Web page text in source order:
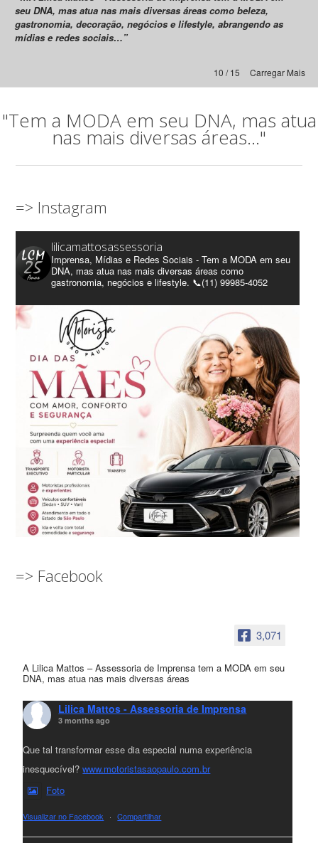
seu DNA, mas atua nas mais diversas áreas como beleza,
gastronomia, decoração, negócios e lifestyle, abrangendo as
mídias e redes sociais…”
Carregar Mais
10 / 15
"Tem a MODA em seu DNA, mas atua
nas mais diversas áreas..."
=> Instagram
lilicamattosassessoria
Imprensa, Mídias e Redes Sociais - Tem a MODA em seu
DNA, mas atua nas mais diversas áreas como
gastronomia, negócios e lifestyle. 📞(11) 99985-4052
=> Facebook
3,071
A Lilica Mattos – Assessoria de Imprensa tem a MODA em seu
DNA, mas atua nas mais diversas áreas
Lilica Mattos - Assessoria de Imprensa
3 months ago
Que tal transformar esse dia especial numa experiência
inesquecível?www.motoristasaopaulo.com.br
Foto
Visualizar no Facebook · Compartilhar